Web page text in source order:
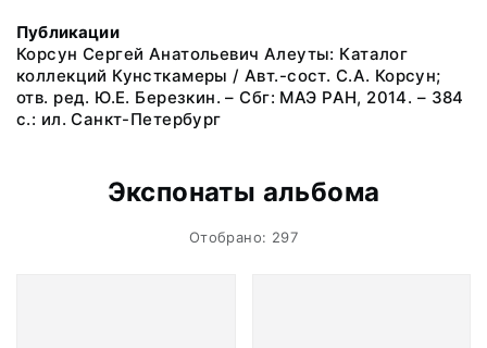
Публикации
Корсун Сергей Анатольевич Алеуты: Каталог
коллекций Кунсткамеры / Авт.-сост. С.А. Корсун;
отв. ред. Ю.Е. Березкин. – Сбг: МАЭ РАН, 2014. – 384
с.: ил. Санкт-Петербург
Экспонаты альбома
Отобрано: 297